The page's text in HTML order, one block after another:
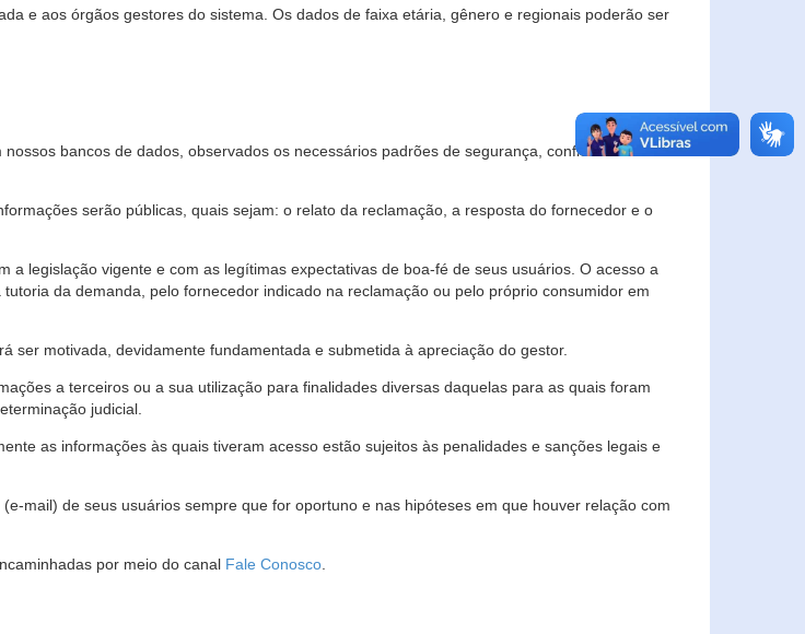
e aos órgãos gestores do sistema. Os dados de faixa etária, gênero e regionais poderão ser
bancos de dados, observados os necessários padrões de segurança, confidencialidade
serão públicas, quais sejam: o relato da reclamação, a resposta do fornecedor e o
legislação vigente e com as legítimas expectativas de boa-fé de seus usuários. O acesso a
da demanda, pelo fornecedor indicado na reclamação ou pelo próprio consumidor em
ser motivada, devidamente fundamentada e submetida à apreciação do gestor.
a terceiros ou a sua utilização para finalidades diversas daquelas para as quais foram
judicial.
as informações às quais tiveram acesso estão sujeitos às penalidades e sanções legais e
mail) de seus usuários sempre que for oportuno e nas hipóteses em que houver relação com
por meio do canal Fale Conosco